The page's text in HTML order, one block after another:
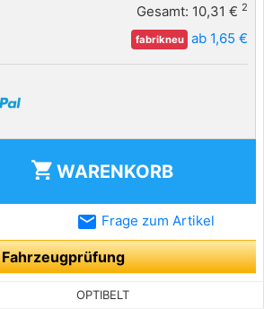
Gesamt: 10,31 € 2
fabrikneu ab 1,65 €
shopping_cart WARENKORB
email Frage zum Artikel
Fahrzeugprüfung
OPTIBELT